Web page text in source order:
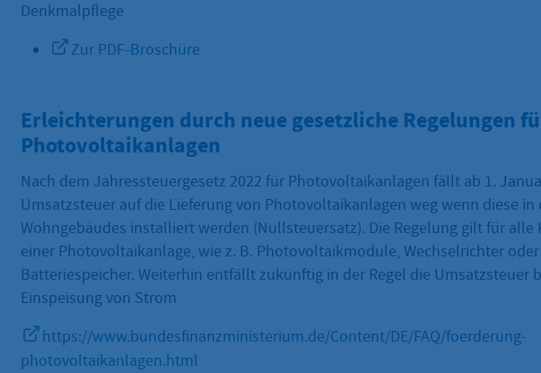
Denkmalpflege
Zur PDF-Broschüre
Erleichterungen durch neue gesetzliche Regelungen
Photovoltaikanlagen
Nach dem Jahressteuergesetz 2022 für Photovoltaikanlagen fällt ab 1.
Umsatzsteuer auf die Lieferung von Photovoltaikanlagen weg wenn diese in
Wohngebäudes installiert werden (Nullsteuersatz). Die Regelung gilt für alle
einer Photovoltaikanlage, wie z. B. Photovoltaikmodule, Wechselrichter oder
Batteriespeicher. Weiterhin entfällt zukünftig in der Regel die Umsatzsteuer
Einspeisung von Strom
https://www.bundesfinanzministerium.de/Content/DE/FAQ/foerderung-
photovoltaikanlagen.html